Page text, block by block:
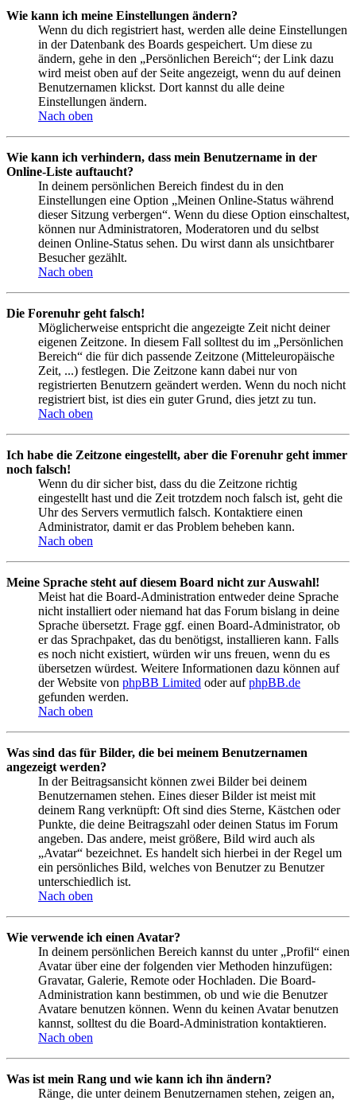
Wie kann ich meine Einstellungen ändern?
Wenn du dich registriert hast, werden alle deine Einstellungen
in der Datenbank des Boards gespeichert. Um diese zu
ändern, gehe in den „Persönlichen Bereich“; der Link dazu
wird meist oben auf der Seite angezeigt, wenn du auf deinen
Benutzernamen klickst. Dort kannst du alle deine
Einstellungen ändern.
Nach oben
Wie kann ich verhindern, dass mein Benutzername in der
Online-Liste auftaucht?
In deinem persönlichen Bereich findest du in den
Einstellungen eine Option „Meinen Online-Status während
dieser Sitzung verbergen“. Wenn du diese Option einschaltest,
können nur Administratoren, Moderatoren und du selbst
deinen Online-Status sehen. Du wirst dann als unsichtbarer
Besucher gezählt.
Nach oben
Die Forenuhr geht falsch!
Möglicherweise entspricht die angezeigte Zeit nicht deiner
eigenen Zeitzone. In diesem Fall solltest du im „Persönlichen
Bereich“ die für dich passende Zeitzone (Mitteleuropäische
Zeit, ...) festlegen. Die Zeitzone kann dabei nur von
registrierten Benutzern geändert werden. Wenn du noch nicht
registriert bist, ist dies ein guter Grund, dies jetzt zu tun.
Nach oben
Ich habe die Zeitzone eingestellt, aber die Forenuhr geht immer
noch falsch!
Wenn du dir sicher bist, dass du die Zeitzone richtig
eingestellt hast und die Zeit trotzdem noch falsch ist, geht die
Uhr des Servers vermutlich falsch. Kontaktiere einen
Administrator, damit er das Problem beheben kann.
Nach oben
Meine Sprache steht auf diesem Board nicht zur Auswahl!
Meist hat die Board-Administration entweder deine Sprache
nicht installiert oder niemand hat das Forum bislang in deine
Sprache übersetzt. Frage ggf. einen Board-Administrator, ob
er das Sprachpaket, das du benötigst, installieren kann. Falls
es noch nicht existiert, würden wir uns freuen, wenn du es
übersetzen würdest. Weitere Informationen dazu können auf
der Website von phpBB Limited oder aufphpBB.de
gefunden werden.
Nach oben
Was sind das für Bilder, die bei meinem Benutzernamen
angezeigt werden?
In der Beitragsansicht können zwei Bilder bei deinem
Benutzernamen stehen. Eines dieser Bilder ist meist mit
deinem Rang verknüpft: Oft sind dies Sterne, Kästchen oder
Punkte, die deine Beitragszahl oder deinen Status im Forum
angeben. Das andere, meist größere, Bild wird auch als
„Avatar“ bezeichnet. Es handelt sich hierbei in der Regel um
ein persönliches Bild, welches von Benutzer zu Benutzer
unterschiedlich ist.
Nach oben
Wie verwende ich einen Avatar?
In deinem persönlichen Bereich kannst du unter „Profil“ einen
Avatar über eine der folgenden vier Methoden hinzufügen:
Gravatar, Galerie, Remote oder Hochladen. Die Board-
Administration kann bestimmen, ob und wie die Benutzer
Avatare benutzen können. Wenn du keinen Avatar benutzen
kannst, solltest du die Board-Administration kontaktieren.
Nach oben
Was ist mein Rang und wie kann ich ihn ändern?
Ränge, die unter deinem Benutzernamen stehen, zeigen an,